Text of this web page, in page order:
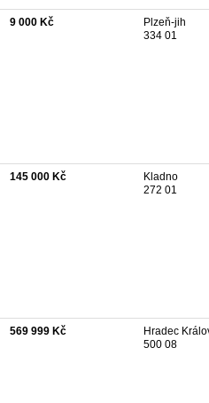
9 000 Kč
Plzeň-jih
334 01
145 000 Kč
Kladno
272 01
569 999 Kč
Hradec
500 08